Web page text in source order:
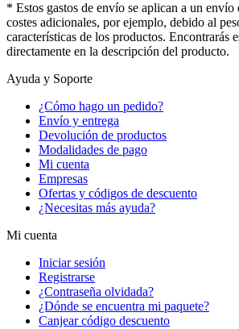
* Estos gastos de envío se aplican a un envío
costes adicionales, por ejemplo, debido al
características de los productos. Encontrarás
directamente en la descripción del producto.
Ayuda y Soporte
¿Cómo hago un pedido?
Envío y entrega
Devolución de productos
Modalidades de pago
Mi cuenta
Empresas
Ofertas y códigos de descuento
¿Necesitas más ayuda?
Mi cuenta
Iniciar sesión
Registrarse
¿Contraseña olvidada?
¿Dónde se encuentra mi paquete?
Canjear código descuento